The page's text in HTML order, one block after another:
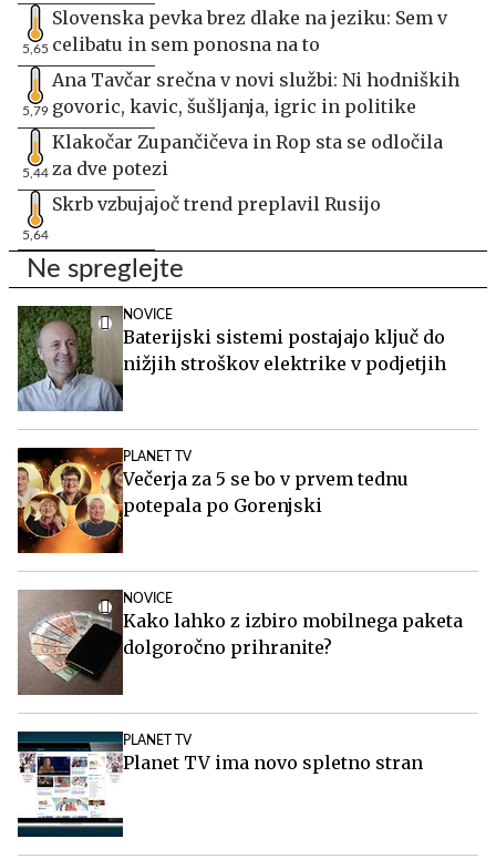
5,65
Slovenska pevka brez dlake na jeziku: Sem v
celibatu in sem ponosna na to
5,79
Ana Tavčar srečna v novi službi: Ni hodniških
govoric, kavic, šušljanja, igric in politike
5,44
Klakočar Zupančičeva in Rop sta se odločila
za dve potezi
5,64
Skrb vzbujajoč trend preplavil Rusijo
Ne spreglejte
NOVICE
Baterijski sistemi postajajo ključ do
nižjih stroškov elektrike v podjetjih
PLANET TV
Večerja za 5 se bo v prvem tednu
potepala po Gorenjski
NOVICE
Kako lahko z izbiro mobilnega paketa
dolgoročno prihranite?
PLANET TV
Planet TV ima novo spletno stran